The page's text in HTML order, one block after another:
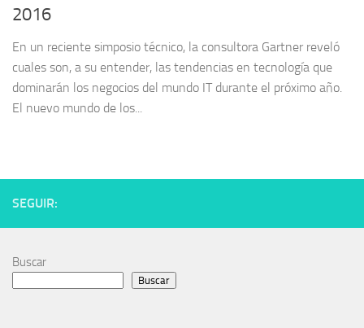
2016
En un reciente simposio técnico, la consultora Gartner reveló
cuales son, a su entender, las tendencias en tecnología que
dominarán los negocios del mundo IT durante el próximo año.
El nuevo mundo de los...
SEGUIR:
Buscar
Buscar